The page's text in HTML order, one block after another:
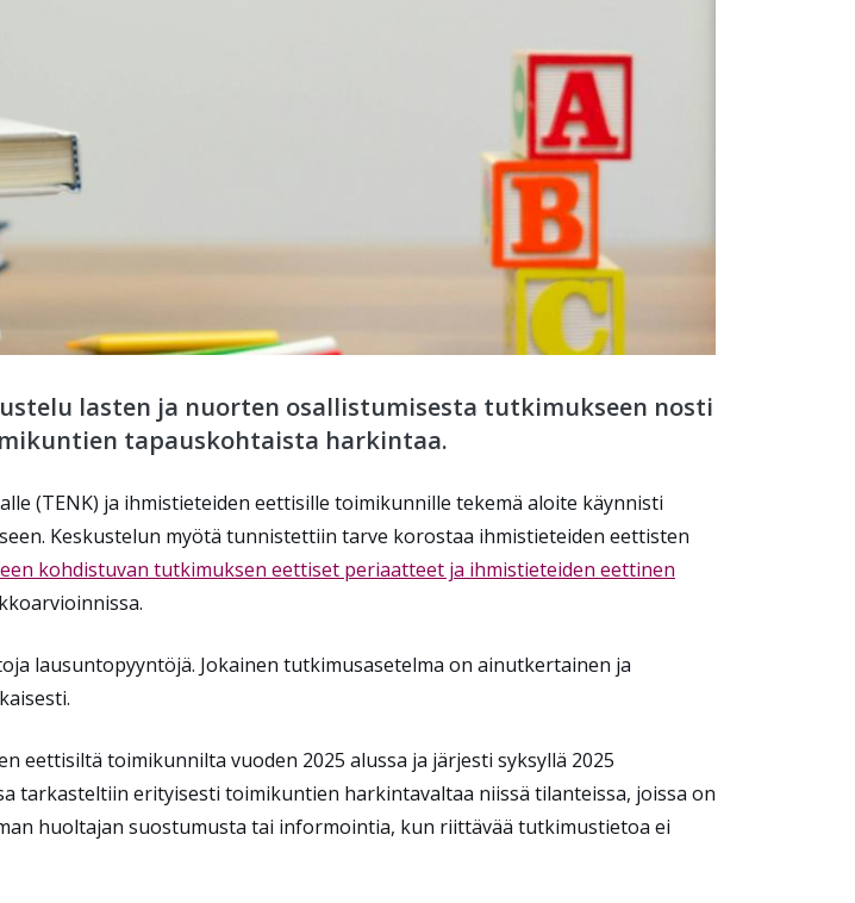
lasten ja nuorten osallistumisesta tutkimukseen nosti
tapauskohtaista harkintaa.
(TENK) ja ihmistieteiden eettisille toimikunnille tekemä aloite käynnisti
Keskustelun myötä tunnistettiin tarve korostaa ihmistieteiden eettisten
kohdistuvan tutkimuksen eettiset periaatteet ja ihmistieteiden eettinen
.
lausuntopyyntöjä. Jokainen tutkimusasetelma on ainutkertainen ja
eettisiltä toimikunnilta vuoden 2025 alussa ja järjesti syksyllä 2025
tarkasteltiin erityisesti toimikuntien harkintavaltaa niissä tilanteissa, joissa on
huoltajan suostumusta tai informointia, kun riittävää tutkimustietoa ei